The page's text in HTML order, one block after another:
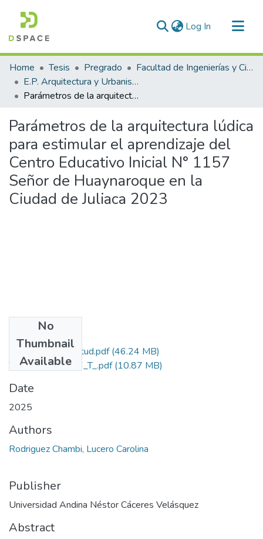
Log In (current)
Communities & Collections
All of DSpace
Statistics
Home Tesis Pregrado
Facultad de Ingenierías y Ciencias Puras
E.P. Arquitectura y Urbanismo
Parámetros de la arquitectura lúdica para estimular el aprendizaje del Centro Educativo Inicial N° 1157 Señor de Huaynaroque en la Ciudad de Juliaca 2023
Parámetros de la arquitectura lúdica
para estimular el aprendizaje del
Centro Educativo Inicial N° 1157
Señor de Huaynaroque en la
Ciudad de Juliaca 2023
No
Thumbnail
Available
Grado de Similitud.pdf(46.24 MB)
T036_71920436_T_.pdf(10.87 MB)
Date
2025
Authors
Rodriguez Chambi, Lucero Carolina
Publisher
Universidad Andina Néstor Cáceres Velásquez
Abstract